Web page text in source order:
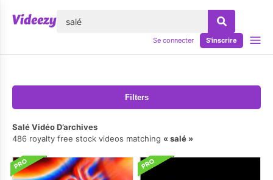
Se connecter S'inscrire
Filters
Salé Vidéo D’archives
486 royalty free stock videos matching
salé